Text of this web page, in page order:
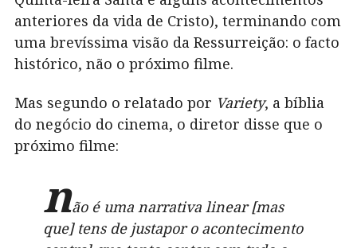
anteriores da vida de Cristo), terminando com
uma brevíssima visão da Ressurreição: o facto
histórico, não o próximo filme.
Mas segundo o relatado por Variety, a bíblia
do negócio do cinema, o diretor disse que o
próximo filme:
não é uma narrativa linear [mas
que] tens de justapor o acontecimento